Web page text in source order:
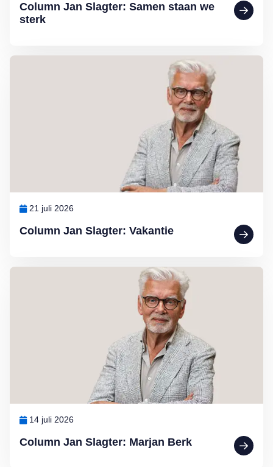
Column Jan Slagter: Samen staan we
sterk
Column Jan Slagter: Vakantie
21 juli 2026
Lees meer over Column Jan Slagter: Vakantie
Column Jan Slagter: Marjan Berk
14 juli 2026
Lees meer over Column Jan Slagter: Marjan Berk